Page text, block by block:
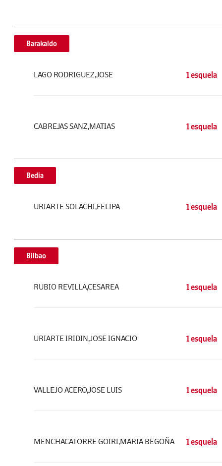
Barakaldo
LAGO RODRIGUEZ,JOSE 1 esquela
CABREJAS SANZ,MATIAS 1 esquela
Bedia
URIARTE SOLACHI,FELIPA 1 esquela
Bilbao
RUBIO REVILLA,CESAREA 1 esquela
URIARTE IRIDIN,JOSE IGNACIO 1 esquela
VALLEJO ACERO,JOSE LUIS 1 esquela
MENCHACATORRE GOIRI,MARIA BEGOÑA 1 esquela